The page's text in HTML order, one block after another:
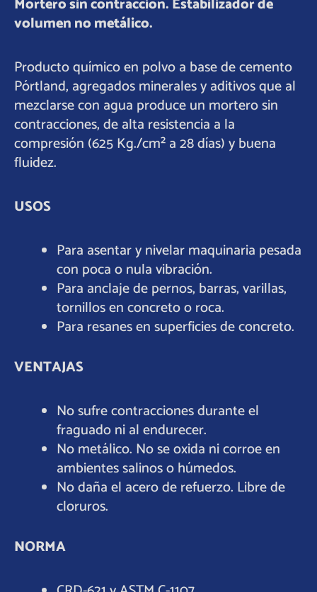
volumen no metálico.
Producto químico en polvo a base de cemento
Pórtland, agregados minerales y aditivos que al
mezclarse con agua produce un mortero sin
contracciones, de alta resistencia a la
compresión (625 Kg./cm² a 28 días) y buena
fluidez.
USOS
Para asentar y nivelar maquinaria pesada
con poca o nula vibración.
Para anclaje de pernos, barras, varillas,
tornillos en concreto o roca.
Para resanes en superficies de concreto.
VENTAJAS
No sufre contracciones durante el
fraguado ni al endurecer.
No metálico. No se oxida ni corroe en
ambientes salinos o húmedos.
No daña el acero de refuerzo. Libre de
cloruros.
NORMA